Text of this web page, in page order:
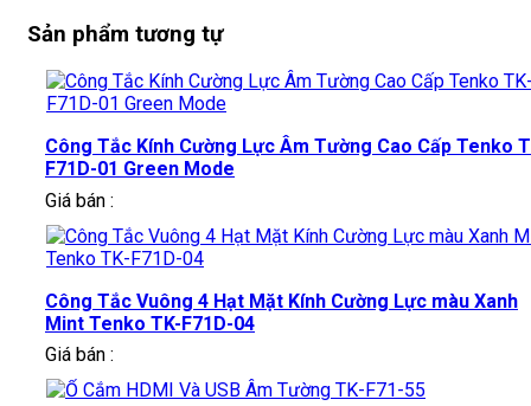
Sản phẩm tương tự
Công Tắc Kính Cường Lực Âm Tường Cao Cấp Tenko
F71D-01 Green Mode
Giá bán :
Công Tắc Vuông 4 Hạt Mặt Kính Cường Lực màu Xanh
Mint Tenko TK-F71D-04
Giá bán :